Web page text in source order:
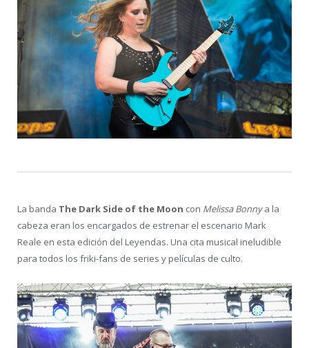
La banda The Dark Side of the Moon con Melissa Bonnya la
cabeza eran los encargados de estrenar el escenario Mark
Reale en esta edición del Leyendas. Una cita musical ineludible
para todos los friki-fans de series y películas de culto.